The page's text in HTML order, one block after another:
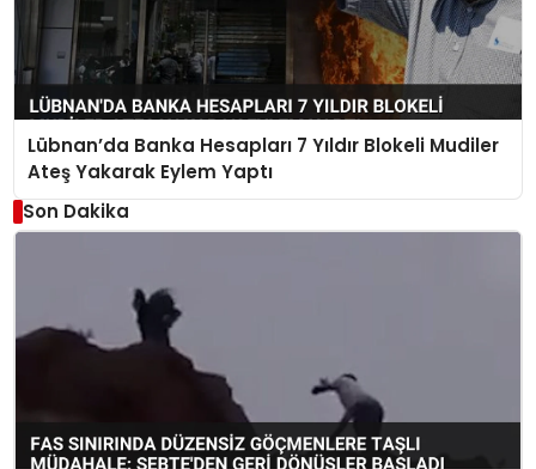
Lübnan’da Banka Hesapları 7 Yıldır Blokeli Mudiler
Ateş Yakarak Eylem Yaptı
Son Dakika